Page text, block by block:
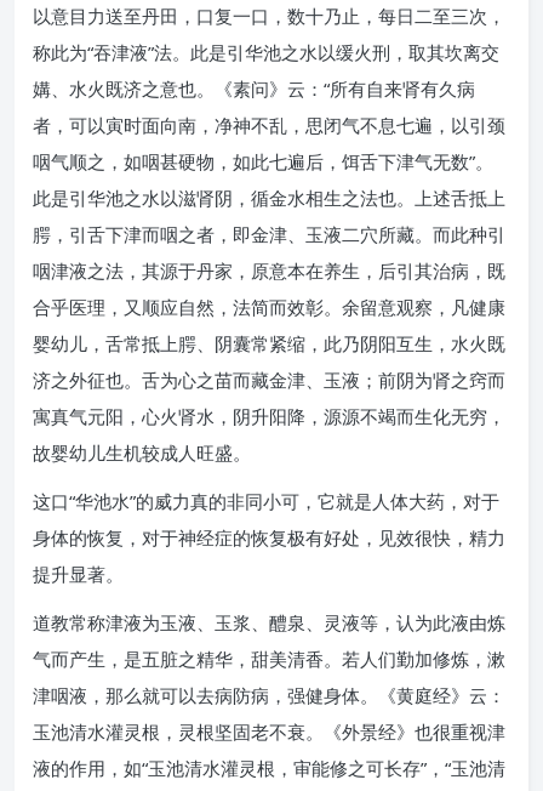
以意目力送至丹田，口复一口，数十乃止，每日二至三次，
称此为“吞津液”法。此是引华池之水以缓火刑，取其坎离交
媾、水火既济之意也。《素问》云：“所有自来肾有久病
者，可以寅时面向南，净神不乱，思闭气不息七遍，以引颈
咽气顺之，如咽甚硬物，如此七遍后，饵舌下津气无数”。
此是引华池之水以滋肾阴，循金水相生之法也。上述舌抵上
腭，引舌下津而咽之者，即金津、玉液二穴所藏。而此种引
咽津液之法，其源于丹家，原意本在养生，后引其治病，既
合乎医理，又顺应自然，法简而效彰。余留意观察，凡健康
婴幼儿，舌常抵上腭、阴囊常紧缩，此乃阴阳互生，水火既
济之外征也。舌为心之苗而藏金津、玉液；前阴为肾之窍而
寓真气元阳，心火肾水，阴升阳降，源源不竭而生化无穷，
故婴幼儿生机较成人旺盛。
这口“华池水”的威力真的非同小可，它就是人体大药，对于
身体的恢复，对于神经症的恢复极有好处，见效很快，精力
提升显著。
道教常称津液为玉液、玉浆、醴泉、灵液等，认为此液由炼
气而产生，是五脏之精华，甜美清香。若人们勤加修炼，漱
津咽液，那么就可以去病防病，强健身体。《黄庭经》云：
玉池清水灌灵根，灵根坚固老不衰。《外景经》也很重视津
液的作用，如“玉池清水灌灵根，审能修之可长存”，“玉池清